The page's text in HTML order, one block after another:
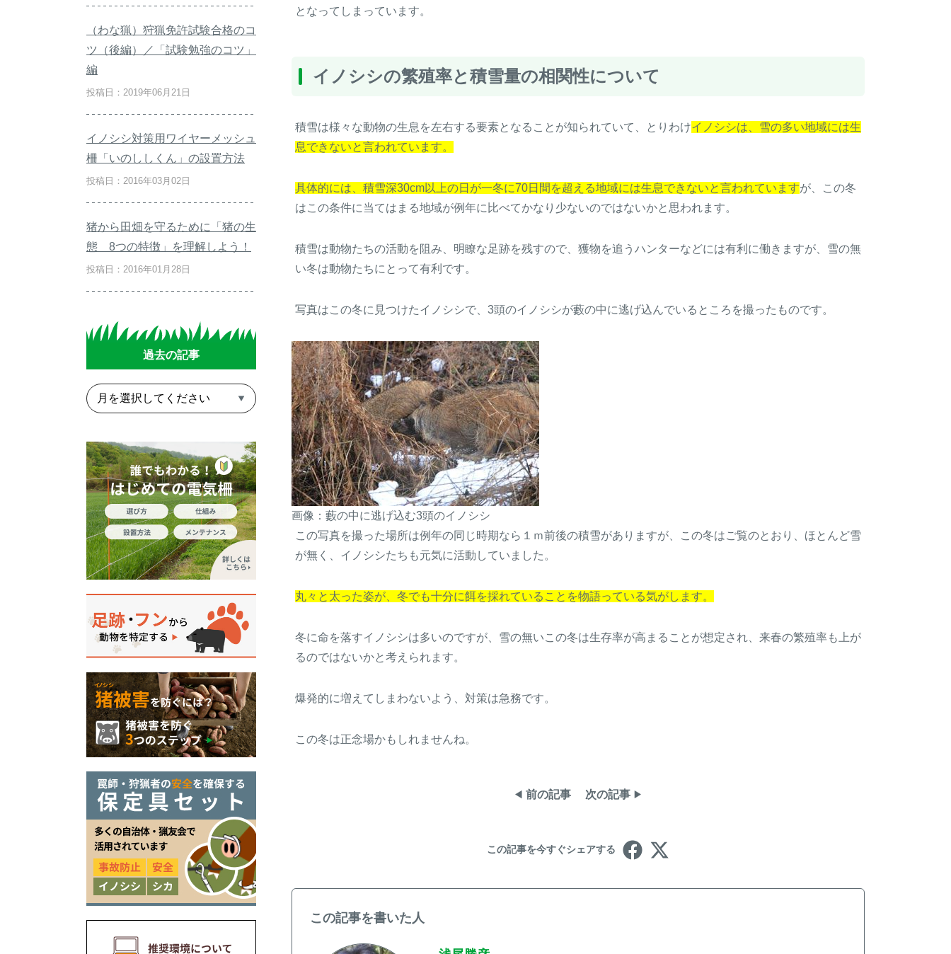
（わな猟）狩猟免許試験合格のコ
ツ（後編）／「試験勉強のコツ」
編
投稿日：2019年06月21日
イノシシ対策用ワイヤーメッシュ
柵「いのししくん」の設置方法
投稿日：2016年03月02日
猪から田畑を守るために「猪の生
態 8つの特徴」を理解しよう！
投稿日：2016年01月28日
過去の記事
となってしまっています。
イノシシの繁殖率と積雪量の相関性について
積雪は様々な動物の生息を左右する要素となることが知られていて、とりわけイノシシは、雪の多い地域には生
息できないと言われています。
具体的には、積雪深30cm以上の日が一冬に70日間を超える地域には生息できないと言われていますが、この冬
はこの条件に当てはまる地域が例年に比べてかなり少ないのではないかと思われます。
積雪は動物たちの活動を阻み、明瞭な足跡を残すので、獲物を追うハンターなどには有利に働きますが、雪の無
い冬は動物たちにとって有利です。
写真はこの冬に見つけたイノシシで、3頭のイノシシが藪の中に逃げ込んでいるところを撮ったものです。
画像：藪の中に逃げ込む3頭のイノシシ
この写真を撮った場所は例年の同じ時期なら１ｍ前後の積雪がありますが、この冬はご覧のとおり、ほとんど雪
が無く、イノシシたちも元気に活動していました。
丸々と太った姿が、冬でも十分に餌を採れていることを物語っている気がします。
冬に命を落すイノシシは多いのですが、雪の無いこの冬は生存率が高まることが想定され、来春の繁殖率も上が
るのではないかと考えられます。
爆発的に増えてしまわないよう、対策は急務です。
この冬は正念場かもしれませんね。
前の記事 次の記事
この記事を今すぐシェアする
この記事を書いた人